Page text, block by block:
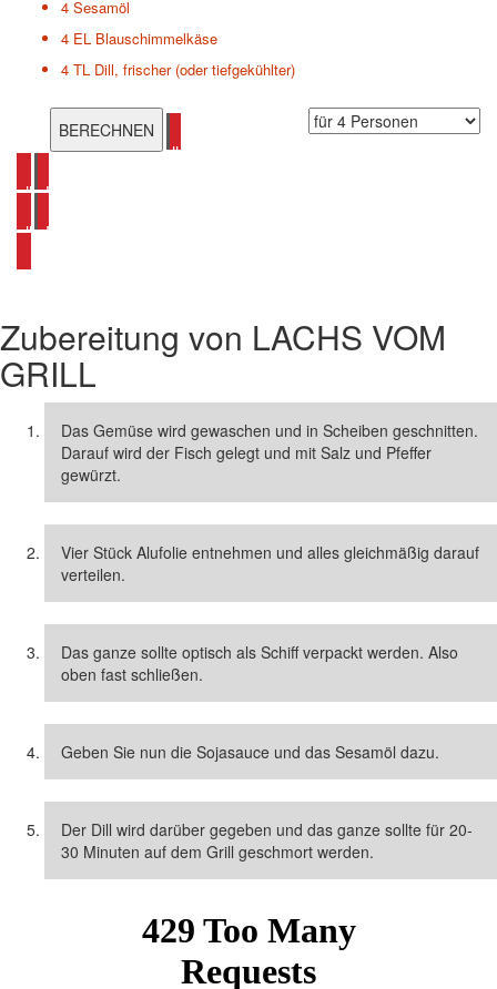
4 Sesamöl
4 EL Blauschimmelkäse
4 TL Dill, frischer (oder tiefgekühlter)
alle Grillrezepte ansehen
alle Lachs Rezepte ansehen
alle Fisch Rezepte ansehen
Zubereitung von LACHS VOM
GRILL
Das Gemüse wird gewaschen und in Scheiben geschnitten.
Darauf wird der Fisch gelegt und mit Salz und Pfeffer
gewürzt.
Vier Stück Alufolie entnehmen und alles gleichmäßig darauf
verteilen.
Das ganze sollte optisch als Schiff verpackt werden. Also
oben fast schließen.
Geben Sie nun die Sojasauce und das Sesamöl dazu.
Der Dill wird darüber gegeben und das ganze sollte für 20-
30 Minuten auf dem Grill geschmort werden.